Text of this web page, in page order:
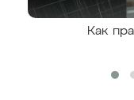
Как